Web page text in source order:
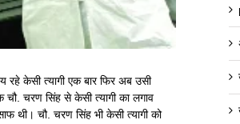
केसी त्यागी एक बार फिर अब उसी
चरण सिंह से केसी त्यागी का लगाव
थी। चौ. चरण सिंह भी केसी त्यागी को